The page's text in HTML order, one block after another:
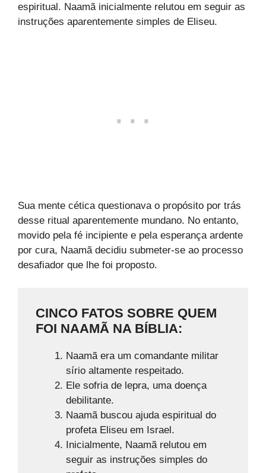
espiritual. Naamã inicialmente relutou em seguir as
instruções aparentemente simples de Eliseu.
Sua mente cética questionava o propósito por trás
desse ritual aparentemente mundano. No entanto,
movido pela fé incipiente e pela esperança ardente
por cura, Naamã decidiu submeter-se ao processo
desafiador que lhe foi proposto.
CINCO FATOS SOBRE QUEM
FOI NAAMÃ NA BÍBLIA:
Naamã era um comandante militar
sírio altamente respeitado.
Ele sofria de lepra, uma doença
debilitante.
Naamã buscou ajuda espiritual do
profeta Eliseu em Israel.
Inicialmente, Naamã relutou em
seguir as instruções simples do